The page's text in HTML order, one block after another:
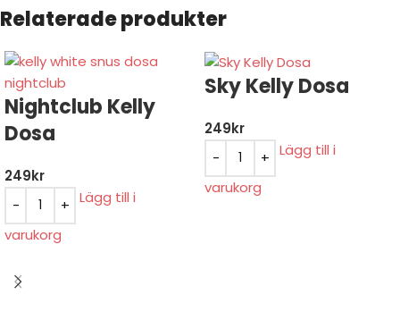
Relaterade produkter
Nightclub Kelly
Dosa
249kr
Lägg till i
varukorg
Sky Kelly Dosa
249kr
Lägg till i
varukorg